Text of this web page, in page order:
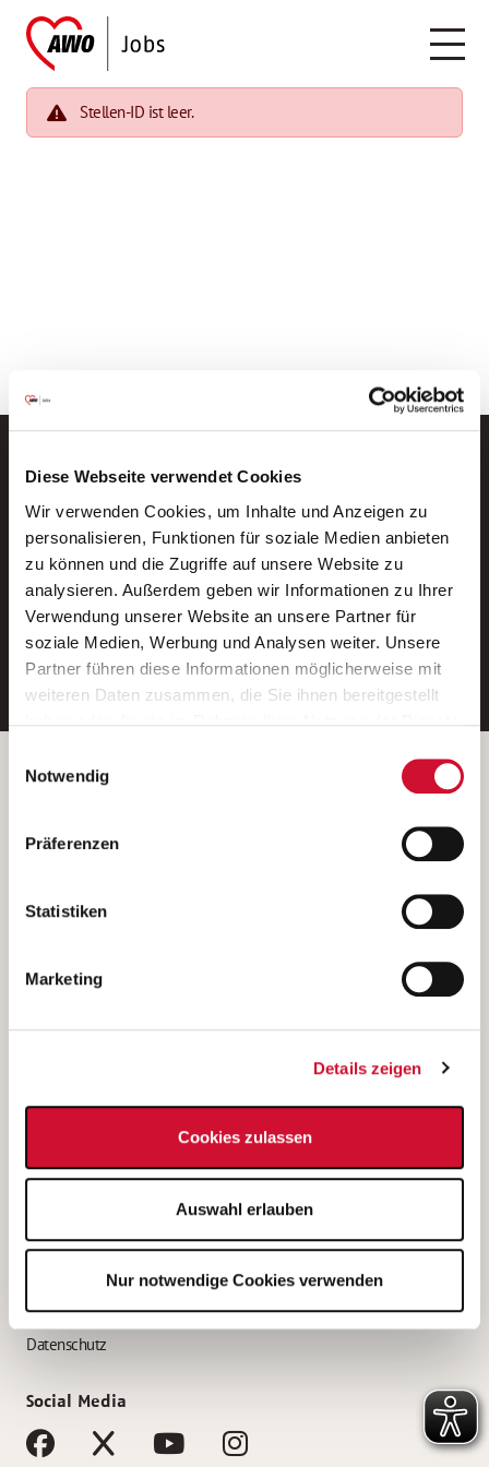
Diese Webseite verwendet Cookies
Wir verwenden Cookies, um Inhalte und Anzeigen zu
personalisieren, Funktionen für soziale Medien anbieten
zu können und die Zugriffe auf unsere Website zu
analysieren. Außerdem geben wir Informationen zu Ihrer
Verwendung unserer Website an unsere Partner für
soziale Medien, Werbung und Analysen weiter. Unsere
Partner führen diese Informationen möglicherweise mit
weiteren Daten zusammen, die Sie ihnen bereitgestellt
Wenn Sie auf „Cookies zulassen“ klicken, so stimmen
Sie der Speicherung sämtlicher Cookies zu. Sie können
Ihre Einwilligung selbstverständlich jederzeit widerrufen,
indem Sie die Cookie-Einstellungen aufrufen und diese
unsererDatenschutzerklärung
Notwendig
Präferenzen
Statistiken
Marketing
Details zeigen
Cookies zulassen
Auswahl erlauben
Nur notwendige Cookies verwenden
Stellen-ID ist leer.
Neue Stellen per E-Mail.
Ein kostenloser Service von AWO
Jobs.
E-Mail-Adresse eintragen
Betreiber der Webseite
Kantstraße 45a
(Ein Tochterunternehmen des AWO Bezirksverbandes Unterfranken
e.V.)
Bewerbung als Altenpflegehelfer*in
Bewerbung als Erzieher*in
AWO Gliederungen nach Bundesland
Impressum
Datenschutz
Social Media